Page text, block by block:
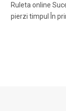
Ruleta online
pierzi timpul În